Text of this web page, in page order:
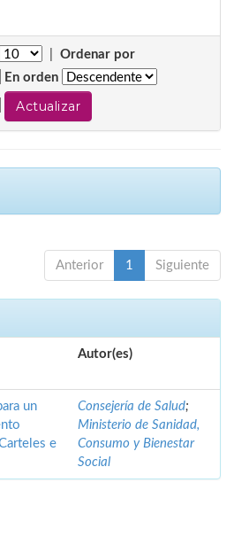
Ordenar por
En orden
Anterior 1 Siguiente
Autor(es)
un
e
Consejería de Salud;
Ministerio de Sanidad,
Consumo y Bienestar
Social